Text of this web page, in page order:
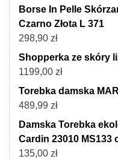
Borse In Pelle
Czarno Złota L 371
298,90 zł
Shopperka ze skóry
1199,00 zł
Torebka damska
489,99 zł
Damska Torebka
Cardin 23010 MS133
135,00 zł